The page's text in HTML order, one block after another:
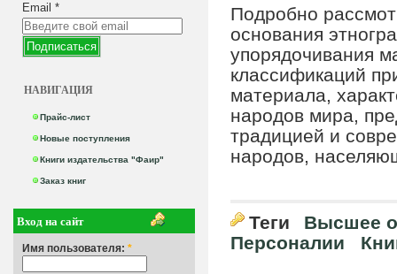
Email *
НАВИГАЦИЯ
Прайс-лист
Новые поступления
Книги издательства "Фаир"
Заказ книг
Вход на сайт
Имя пользователя: *
Подробно
основания
упорядочивания
классификаций
материала,
народов мира,
традицией и
народов,
Теги
Высшее
Персоналии